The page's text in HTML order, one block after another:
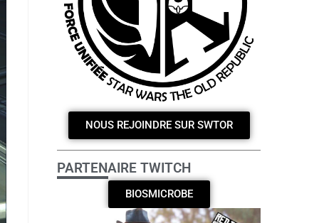
NOUS REJOINDRE SUR SWTOR
PARTENAIRE TWITCH
BIOSMICROBE